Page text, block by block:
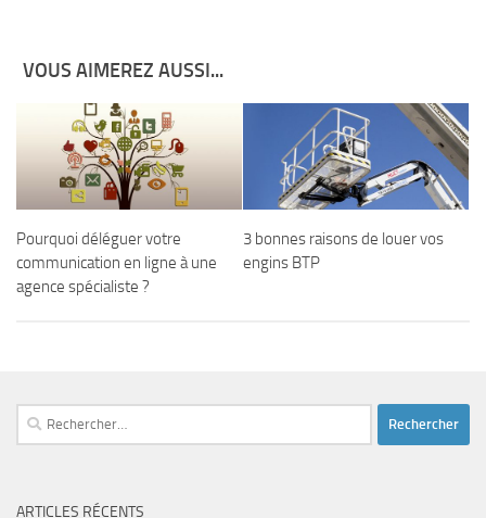
VOUS AIMEREZ AUSSI...
Pourquoi déléguer votre
communication en ligne à une
agence spécialiste ?
3 bonnes raisons de louer vos
engins BTP
Rechercher :
ARTICLES RÉCENTS